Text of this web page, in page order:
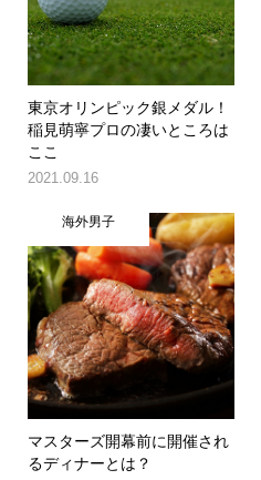
東京オリンピック銀メダル！
稲見萌寧プロの凄いところは
ここ
2021.09.16
海外男子
マスターズ開幕前に開催され
るディナーとは？